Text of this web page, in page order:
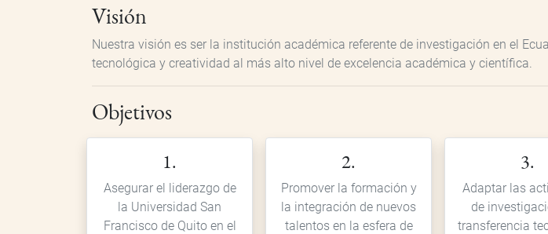
Visión
Nuestra visión es ser la institución académica referente de investigación en el
tecnológica y creatividad al más alto nivel de excelencia académica y científica.
Objetivos
1.
Asegurar el liderazgo de
la Universidad San
Francisco de Quito en el
2.
Promover la formación y
la integración de nuevos
talentos en la esfera de
3.
Adaptar las
de
transferencia